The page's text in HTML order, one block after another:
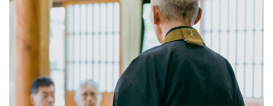
ペット供養
お知らせ
ご相談・お問い合わせ